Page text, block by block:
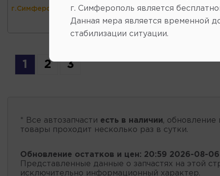
г.Симферополь)
1 2 3
* Все автозапчасти есть в наличии, обновление
товары проходит несколько раз в сутки.
Обновление остатков и цен: 20:59 2026-08-06
Представленные данные о запчастях на этой
исключительно информационный характер.
г. Симферополь является
Данная мера является временной
стабилизации ситуации.